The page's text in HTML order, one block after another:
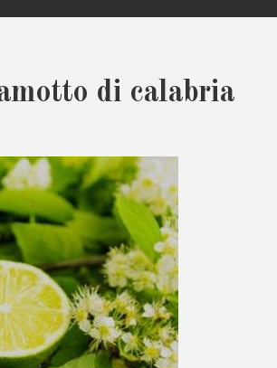
di calabria